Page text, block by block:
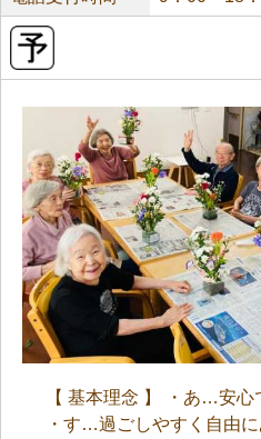
【 基本理念 】 ・あ…安
・す…過ごしやすく自由